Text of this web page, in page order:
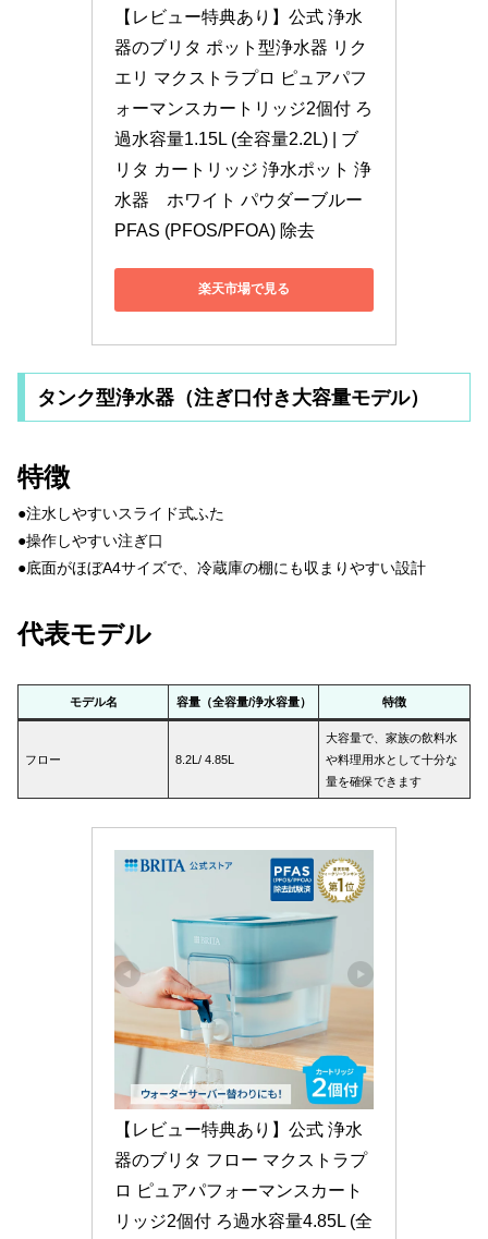
【レビュー特典あり】公式 浄水
器のブリタ ポット型浄水器 リク
エリ マクストラプロ ピュアパフ
ォーマンスカートリッジ2個付 ろ
過水容量1.15L (全容量2.2L) | ブ
リタ カートリッジ 浄水ポット 浄
水器　ホワイト パウダーブルー
PFAS (PFOS/PFOA) 除去
楽天市場で見る
タンク型浄水器（注ぎ口付き大容量モデル）
特徴
●注水しやすいスライド式ふた
●操作しやすい注ぎ口
●底面がほぼA4サイズで、冷蔵庫の棚にも収まりやすい設計
代表モデル
モデル名 容量（全容量/浄水容量） 特徴
フロー 8.2L/ 4.85L
大容量で、家族の飲料水
や料理用水として十分な
量を確保できます
【レビュー特典あり】公式 浄水
器のブリタ フロー マクストラプ
ロ ピュアパフォーマンスカート
リッジ2個付 ろ過水容量4.85L (全